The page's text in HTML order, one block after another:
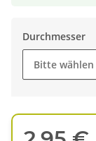
Durchmesser
Bitte